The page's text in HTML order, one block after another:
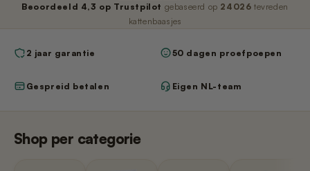
Nano 3 - Bentoniet-filter
€14,99
Nano 3 - Magneetclip
Nano 2 – Pootjesveger (Zwart)
Nano 2 – Trommelring (Zwart)
Beoordeeld 4,3 op Trustpilot gebaseerd op 24026 tevreden
kattenbaasjes
2 jaar garantie 50 dagen proefpoepen
Gespreid betalen Eigen NL-team
Shop per categorie